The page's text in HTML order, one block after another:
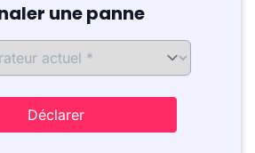
une panne
Déclarer